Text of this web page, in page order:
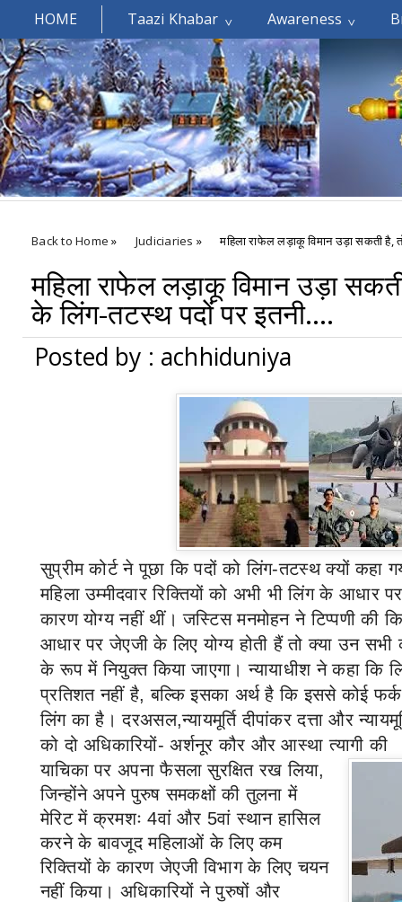
HOME Taazi Khabar Awareness
Welcomes You.....
Back to Home » Judiciaries » महिला राफेल लड़ाकू विमान उड़ा सकती है,
महिला राफेल लड़ाकू विमान उड़ा
के लिंग-तटस्थ पदों पर इतनी….
Posted by : achhiduniya
सुप्रीम कोर्ट ने पूछा कि पदों को लिंग-तटस्थ क्यों कहा
महिला उम्मीदवार रिक्तियों को अभी भी लिंग के आधार
कारण योग्य नहीं थीं। जस्टिस मनमोहन ने टिप्पणी की
आधार पर जेएजी के लिए योग्य होती हैं तो क्या उन सभी
के रूप में नियुक्त किया जाएगा। न्यायाधीश ने कहा कि
प्रतिशत नहीं है,बल्कि इसका अर्थ है कि इससे कोई
लिंग का है।दरअसल,न्यायमूर्ति दीपांकर दत्ता और
को दो अधिकारियों- अर्शनूर कौर और आस्था त्यागी की
याचिका पर अपना फैसला सुरक्षित रख लिया,
जिन्होंने अपने पुरुष समकक्षों की तुलना में
मेरिट में क्रमशः4वां और 5वां स्थान हासिल
करने के बावजूद महिलाओं के लिए कम
रिक्तियों के कारण जेएजी विभाग के लिए चयन
नहीं किया। अधिकारियों ने पुरुषों और